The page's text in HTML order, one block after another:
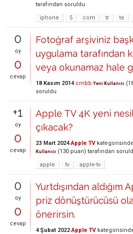
tarafından soruldu
iphone
5 com tr te
0
oy
0
cevap
Fotoğraf arşiviniz
uygulama tarafından
veya okunamaz hale
18 Kasım 2014 crnbb Yeni Kullanıcı (
soruldu
+1
oy
0
cevap
Apple TV 4K yeni
çıkacak?
23 Mart 2024 Apple TV kategorisinde
Kullanıcı (130 puan) tarafından
apple
tv apple-tv
0
oy
0
cevap
Yurtdışından aldığım
priz dönüştürücüsü
önerirsin.
4 Şubat 2022 Apple TV